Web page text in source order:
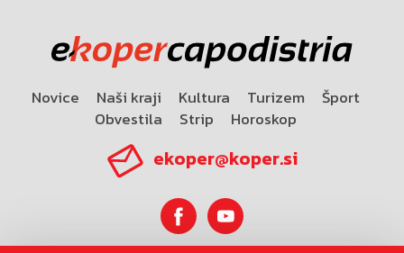
Novice Naši kraji Kultura Turizem
Šport
Obvestila
Strip Horoskop
ekoper@koper.si